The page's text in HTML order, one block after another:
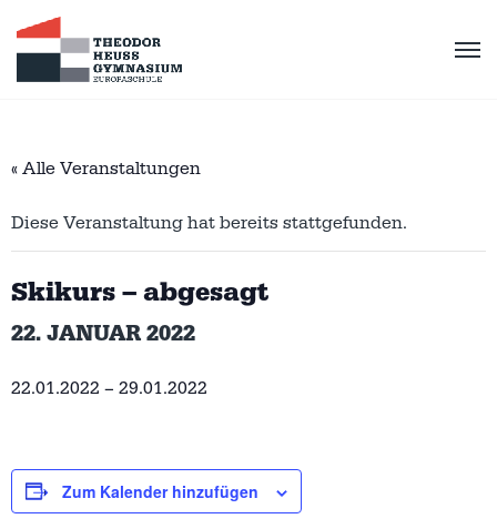
« Alle Veranstaltungen
Diese Veranstaltung hat bereits stattgefunden.
Skikurs – abgesagt
22. JANUAR 2022
22.01.2022 – 29.01.2022
Zum Kalender hinzufügen